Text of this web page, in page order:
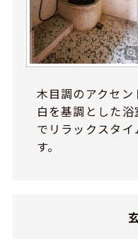
木目調のアクセ
白を基調とした
でリラックスタ
す。